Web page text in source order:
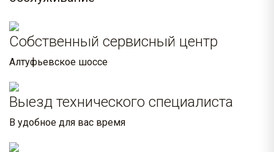
Собственный сервисный центр
Алтуфьевское шоссе
Выезд технического специалиста
В удобное для вас время